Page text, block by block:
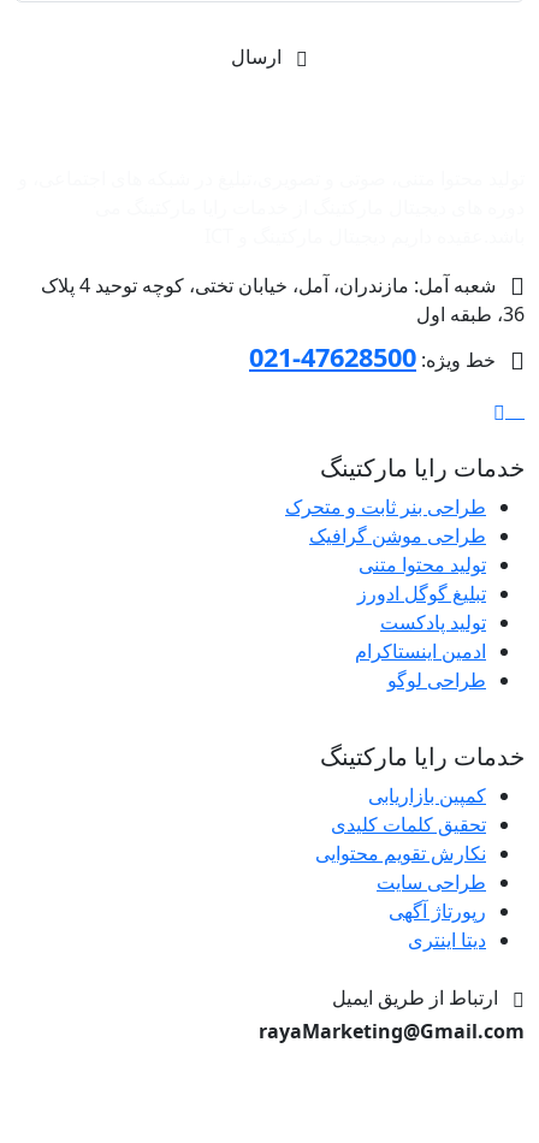
شعبه آمل: مازندران، آمل، خیابان تختی، کوچه توحید 4 پلاک
36، طبقه اول
خط ویژه: 47628500-021
خدمات رایا مارکتینگ
طراحی بنر ثابت و متحرک
طراحی موشن گرافیک
تولید محتوا متنی
تبلیغ گوگل ادورز
تولید پادکست
ادمین اینستاکرام
طراحی لوگو
خدمات رایا مارکتینگ
کمپین بازاریابی
تحقیق کلمات کلیدی
نکارش تقویم محتوایی
طراحی سایت
رپورتاژ آگهی
دیتا اینتری
ارتباط از طریق ایمیل
rayaMarketing@Gmail.com